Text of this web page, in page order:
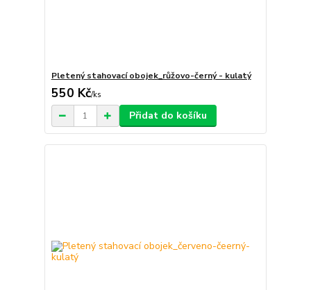
Pletený stahovací obojek_růžovo-černý - kulatý
550 Kč/ks
Přidat do košíku